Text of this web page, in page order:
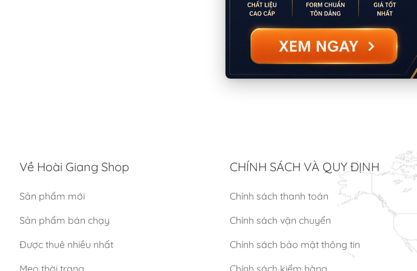
Về Hoài Giang Shop
Sản phẩm mới
Sản phẩm bán chạy
Được thuê nhiều nhất
Mẹo thời trang
CHÍNH SÁCH VÀ QUY ĐỊNH
Chính sách thanh toán
Chính sách vận chuyển
Chính sách bảo mật thông tin
Chính sách kiểm hàng